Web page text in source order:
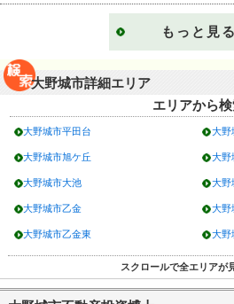
もっと見る
大野城市詳細エリア
エリアから
大野城市平田台 大野
大野城市旭ケ丘 大野
大野城市大池 大野
大野城市乙金 大野
大野城市乙金東 大野
大野城市川久保 大野